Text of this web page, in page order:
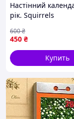
Настінний
рік. Squirrels
450 ₴
600₴
Купить